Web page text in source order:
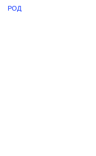
РОД